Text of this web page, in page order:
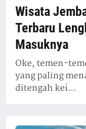
Wisata
Terbaru
Masuknya
Oke, temen-
yang paling
ditengah kei…